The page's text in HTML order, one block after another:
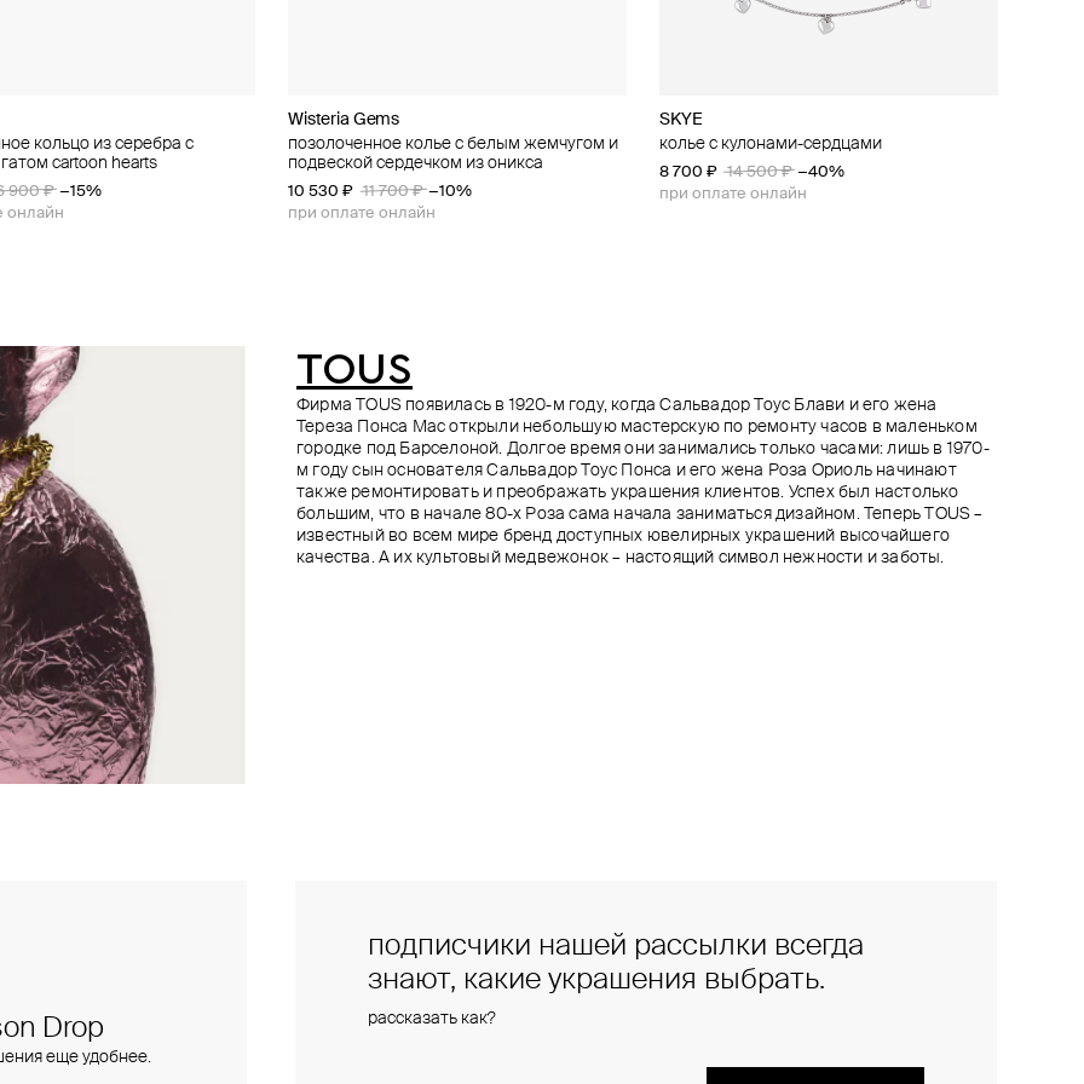
кольцо из серебра c
cartoon hearts
900 ₽ −15%
онлайн
Wisteria Gems
позолоченное колье с белым жемчугом и
подвеской сердечком из оникса
10 530 ₽ 11 700 ₽ −10%
при оплате онлайн
SKYE
колье с кулонами-сердцами
8 700 ₽ 14 500 ₽ −40%
при оплате онлайн
созвездием в
SKYE
позолоченное колье-цепь из серебра с
фианитами
12 600 ₽
Moonka
cartoon baby колье с хризолитом (серебро
925 вставки: 1 хризолит 0,09)
10 010 ₽ 15 400 ₽ −35%
колье с подвеской из
Moonka
cartoon baby колье с цитрином (серебро
925 вставки: 1 цитрин 0,09)
10 010 ₽ 15 400 ₽ −35%
при оплате онлайн
Wisteria Gems
позолоченное колье с подвеской «овен»
из серебра
11 500 ₽
колье с миксом из
Natia x Lako
колье в виде сердца
17 000 ₽
Mya Bay
позолоченный кулон-сердце на нити big
fun heart
11 200 ₽
TOUS
Фирма TOUS появилась в 1920-м году, когда Сальвадор Тоус Блави и его жена
Тереза Понса Мас открыли небольшую мастерскую по ремонту часов в маленьком
городке под Барселоной. Долгое время они занимались только часами: лишь в 1970-
м году сын основателя Сальвадор Тоус Понса и его жена Роза Ориоль начинают
также ремонтировать и преображать украшения клиентов. Успех был настолько
большим, что в начале 80-х Роза сама начала заниматься дизайном. Теперь TOUS –
известный во всем мире бренд доступных ювелирных украшений высочайшего
качества. А их культовый медвежонок – настоящий символ нежности и заботы.
подписчики нашей рассылки всегда
знают, какие украшения выбрать.
рассказать как?
Drop
еще удобнее.